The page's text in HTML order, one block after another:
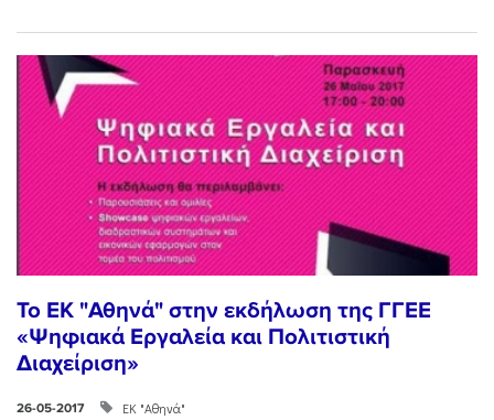
To EK "Αθηνά" στην εκδήλωση της ΓΓΕΕ
«Ψηφιακά Εργαλεία και Πολιτιστική
Διαχείριση»
26-05-2017 ΕΚ "Αθηνά"